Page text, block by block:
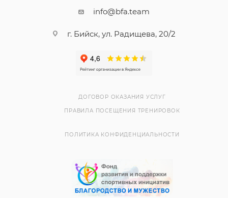
info@bfa.team
г. Бийск, ул. Радищева, 20/2
ДОГОВОР ОКАЗАНИЯ УСЛУГ
ПРАВИЛА ПОСЕЩЕНИЯ ТРЕНИРОВОК
ПОЛИТИКА КОНФИДЕНЦИАЛЬНОСТИ